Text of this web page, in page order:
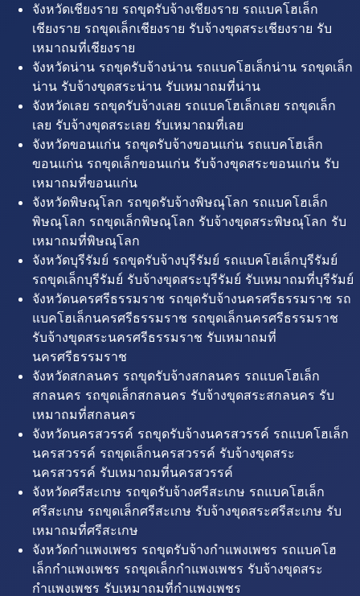
จังหวัดเชียงราย รถขุดรับจ้างเชียงราย รถแบคโฮเล็ก
เชียงราย รถขุดเล็กเชียงราย รับจ้างขุดสระเชียงราย รับ
เหมาถมที่เชียงราย
จังหวัดน่าน รถขุดรับจ้างน่าน รถแบคโฮเล็กน่าน รถขุดเล็ก
น่าน รับจ้างขุดสระน่าน รับเหมาถมที่น่าน
จังหวัดเลย รถขุดรับจ้างเลย รถแบคโฮเล็กเลย รถขุดเล็ก
เลย รับจ้างขุดสระเลย รับเหมาถมที่เลย
จังหวัดขอนแก่น รถขุดรับจ้างขอนแก่น รถแบคโฮเล็ก
ขอนแก่น รถขุดเล็กขอนแก่น รับจ้างขุดสระขอนแก่น รับ
เหมาถมที่ขอนแก่น
จังหวัดพิษณุโลก รถขุดรับจ้างพิษณุโลก รถแบคโฮเล็ก
พิษณุโลก รถขุดเล็กพิษณุโลก รับจ้างขุดสระพิษณุโลก รับ
เหมาถมที่พิษณุโลก
จังหวัดบุรีรัมย์ รถขุดรับจ้างบุรีรัมย์ รถแบคโฮเล็กบุรีรัมย์
รถขุดเล็กบุรีรัมย์ รับจ้างขุดสระบุรีรัมย์ รับเหมาถมที่บุรีรัมย์
จังหวัดนครศรีธรรมราช รถขุดรับจ้างนครศรีธรรมราช รถ
แบคโฮเล็กนครศรีธรรมราช รถขุดเล็กนครศรีธรรมราช
รับจ้างขุดสระนครศรีธรรมราช รับเหมาถมที่
นครศรีธรรมราช
จังหวัดสกลนคร รถขุดรับจ้างสกลนคร รถแบคโฮเล็ก
สกลนคร รถขุดเล็กสกลนคร รับจ้างขุดสระสกลนคร รับ
เหมาถมที่สกลนคร
จังหวัดนครสวรรค์ รถขุดรับจ้างนครสวรรค์ รถแบคโฮเล็ก
นครสวรรค์ รถขุดเล็กนครสวรรค์ รับจ้างขุดสระ
นครสวรรค์ รับเหมาถมที่นครสวรรค์
จังหวัดศรีสะเกษ รถขุดรับจ้างศรีสะเกษ รถแบคโฮเล็ก
ศรีสะเกษ รถขุดเล็กศรีสะเกษ รับจ้างขุดสระศรีสะเกษ รับ
เหมาถมที่ศรีสะเกษ
จังหวัดกำแพงเพชร รถขุดรับจ้างกำแพงเพชร รถแบคโฮ
เล็กกำแพงเพชร รถขุดเล็กกำแพงเพชร รับจ้างขุดสระ
กำแพงเพชร รับเหมาถมที่กำแพงเพชร